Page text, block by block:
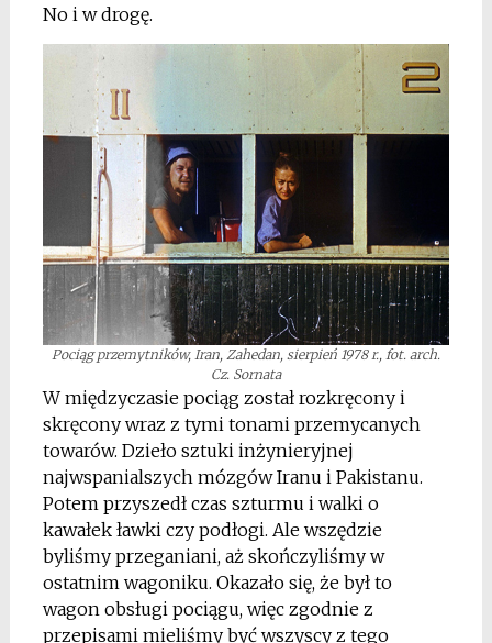
No i w drogę.
Pociąg przemytników, Iran, Zahedan, sierpień 1978 r., fot. arch.
Cz. Sornata
W międzyczasie pociąg został rozkręcony i
skręcony wraz z tymi tonami przemycanych
towarów. Dzieło sztuki inżynieryjnej
najwspanialszych mózgów Iranu i Pakistanu.
Potem przyszedł czas szturmu i walki o
kawałek ławki czy podłogi. Ale wszędzie
byliśmy przeganiani, aż skończyliśmy w
ostatnim wagoniku. Okazało się, że był to
wagon obsługi pociągu, więc zgodnie z
przepisami mieliśmy być wszyscy z tego